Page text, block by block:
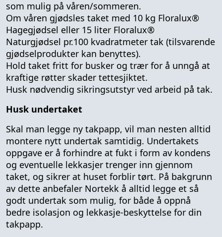
som mulig på våren/sommeren.
Om våren gjødsles taket med 10 kg Floralux®
Hagegjødsel eller 15 liter Floralux®
Naturgjødsel pr.100 kvadratmeter tak (tilsvarende
gjødselprodukter kan benyttes).
Hold taket fritt for busker og trær for å unngå at
kraftige røtter skader tettesjiktet.
Husk nødvendig sikringsutstyr ved arbeid på tak.
Husk undertaket
Skal man legge ny takpapp, vil man nesten alltid
montere nytt undertak samtidig. Undertakets
oppgave er å forhindre at fukt i form av kondens
og eventuelle lekkasjer trenger inn gjennom
taket, og sikrer at huset forblir tørt. På bakgrunn
av dette anbefaler Nortekk å alltid legge et så
godt undertak som mulig, for både å oppnå
bedre isolasjon og lekkasje-beskyttelse for din
takpapp.